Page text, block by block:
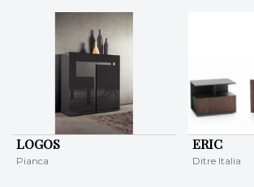
LOGOS
Pianca
ERIC
Ditre Italia